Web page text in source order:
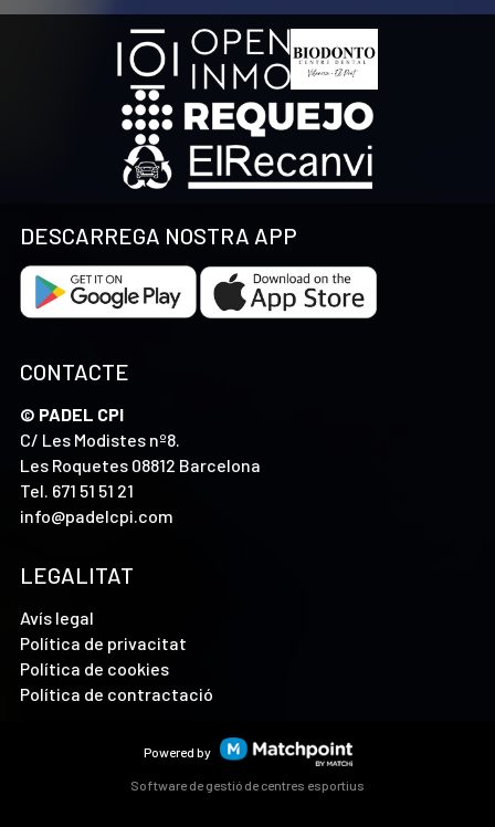
DESCARREGA NOSTRA APP
CONTACTE
© PADEL CPI
C/ Les Modistes nº8.
Les Roquetes 08812 Barcelona
Tel. 671 51 51 21
info@padelcpi.com
LEGALITAT
Avís legal
Política de privacitat
Política de cookies
Política de contractació
Powered by
Software de gestió de centres esportius